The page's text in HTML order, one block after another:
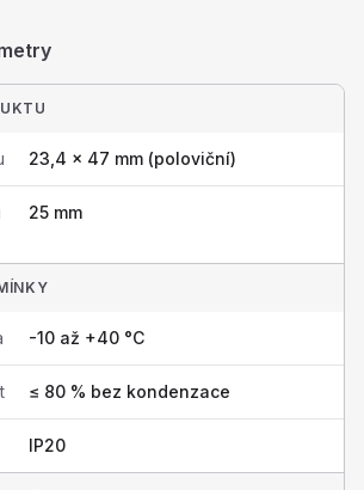
23,4 × 47 mm (poloviční)
25 mm
-10 až +40 °C
≤ 80 % bez kondenzace
IP20